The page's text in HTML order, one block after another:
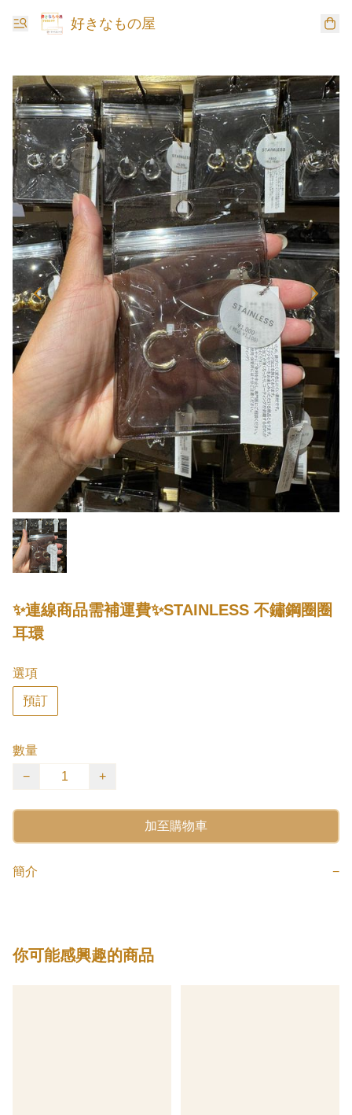
好きなもの屋
✨連線商品需補運費✨STAINLESS 不鏽鋼圈圈
耳環
選項
預訂
數量
−
+
加至購物車
簡介 −
你可能感興趣的商品